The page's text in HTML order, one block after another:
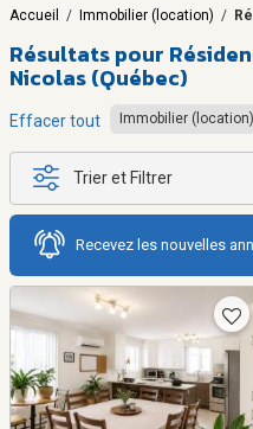
Accueil / Immobilier (location) /
Résultats pour
Nicolas (Québec)
Effacer tout Immobilier (location)
Trier et Filtrer
Recevez les nouvelles